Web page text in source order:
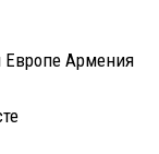
Армения